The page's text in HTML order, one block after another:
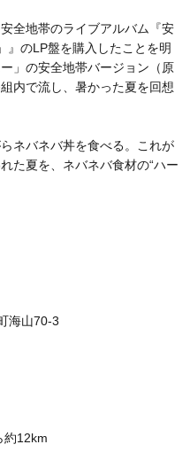
全地帯のライブアルバム『安
』のLP盤を購入したことを明
」の安全地帯バージョン（原
内で流し、暑かった夏を回想
ネバネバ丼を食べる。これが
た夏を、ネバネバ食材の“ハー
海山70-3
約12km